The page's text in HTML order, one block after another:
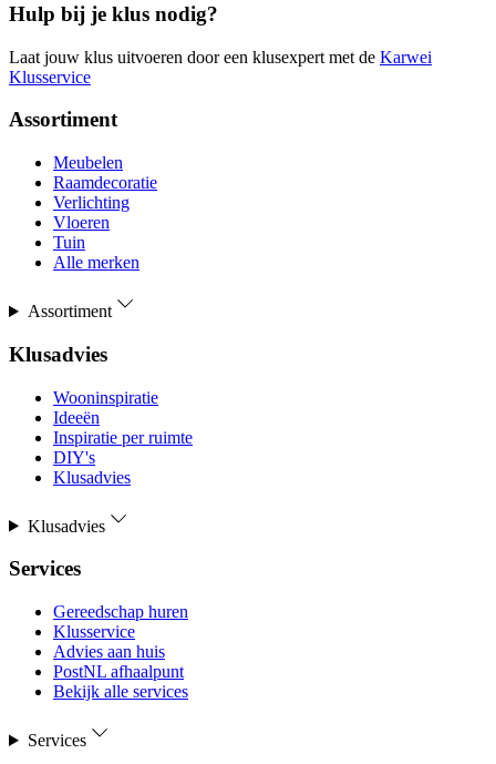
Hulp bij je klus nodig?
Laat jouw klus uitvoeren door een klusexpert met de Karwei
Klusservice
Assortiment
Meubelen
Raamdecoratie
Verlichting
Vloeren
Tuin
Alle merken
Assortiment
Klusadvies
Wooninspiratie
Ideeën
Inspiratie per ruimte
DIY's
Klusadvies
Klusadvies
Services
Gereedschap huren
Klusservice
Advies aan huis
PostNL afhaalpunt
Bekijk alle services
Services